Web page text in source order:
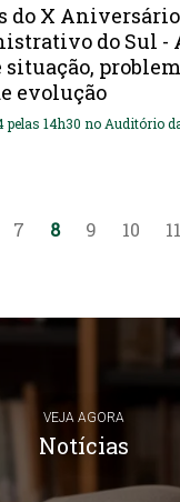
do X
do Sul -
situação,
evolução
pelas 14h30 no Auditório
7 8 9 10 11
VEJA AGORA
Notícias